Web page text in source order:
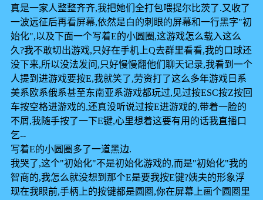
真是一家人整整齐齐,我把她们全打包喂提尔比茨了.又收了
一波远征后再看屏幕,依然是白的刺眼的屏幕和一行黑字"初
始化",以及下面一个写着E的小圆圈,这游戏怎么载入这么
久?我不敢切出游戏,只好在手机上Q去群里看看,我的口球还
没下来,所以没法发问,只好慢慢翻他们聊天记录,我看到一个
人提到进游戏要按E,我就笑了,劳资打了这么多年游戏日系
美系欧系俄系甚至东南亚系游戏都玩过,见过按ESC按Z按回
车按空格进游戏的,还真没听说过按E进游戏的,带着一脸的
不屑,我随手按了一下E键,心里想着这要有用的话我直播口
乞--
写着E的小圆圈多了一道黑边.
我哭了,这个"初始化"不是初始化游戏的,而是"初始化"我的
智商的,我怎么就没想到那个E是要我按E键?姨夫的形象浮
现在我眼前,手柄上的按键都是圆圈,你在屏幕上画个圆圈里